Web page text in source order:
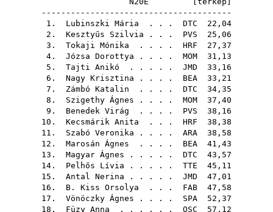
---------------------------------------
1. Lubinszki Mária . . . DTC 22,04
2. Kesztyűs Szilvia . . . PVS 25,06
3. Tokaji Mónika . . . . HRF 27,37
4. Józsa Dorottya . . . . MOM 31,13
5. Tajti Anikó . . . . . JMD 33,16
6. Nagy Krisztina . . . . BEA 33,21
7. Zámbó Katalin . . . . DTC 34,35
8. Szigethy Ágnes . . . . MOM 37,40
9. Benedek Virág . . . . PVS 38,16
10. Kecsmárik Anita . . . HRF 38,38
11. Szabó Veronika . . . . ARA 38,58
12. Marosán Ágnes . . . . BEA 41,43
13. Magyar Ágnes . . . . . DTC 43,57
14. Pelhős Lívia . . . . . TTE 45,11
15. Antal Nerina . . . . . JMD 47,01
16. B. Kiss Orsolya . . . FAB 47,58
17. Vönöczky Ágnes . . . . SPA 52,37
18. Füzy Anna . . . . . . OSC 57,12